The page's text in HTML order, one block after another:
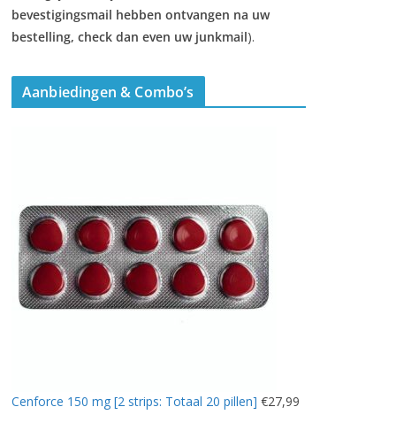
bevestigingsmail hebben ontvangen na uw
bestelling, check dan even uw junkmail).
Aanbiedingen & Combo’s
Cenforce 150 mg [2 strips: Totaal 20 pillen] €27,99